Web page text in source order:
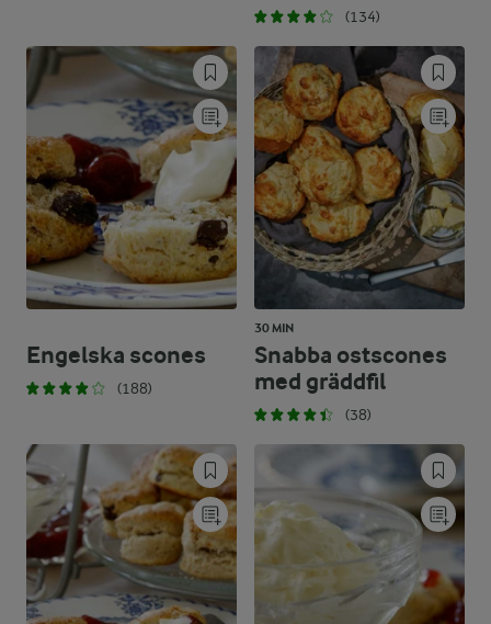
(134)
Engelska scones
(188)
30 MIN
Snabba ostscones
med gräddfil
(38)